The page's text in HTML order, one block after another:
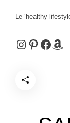
Le ‘healthy
Instagram
Pinterest